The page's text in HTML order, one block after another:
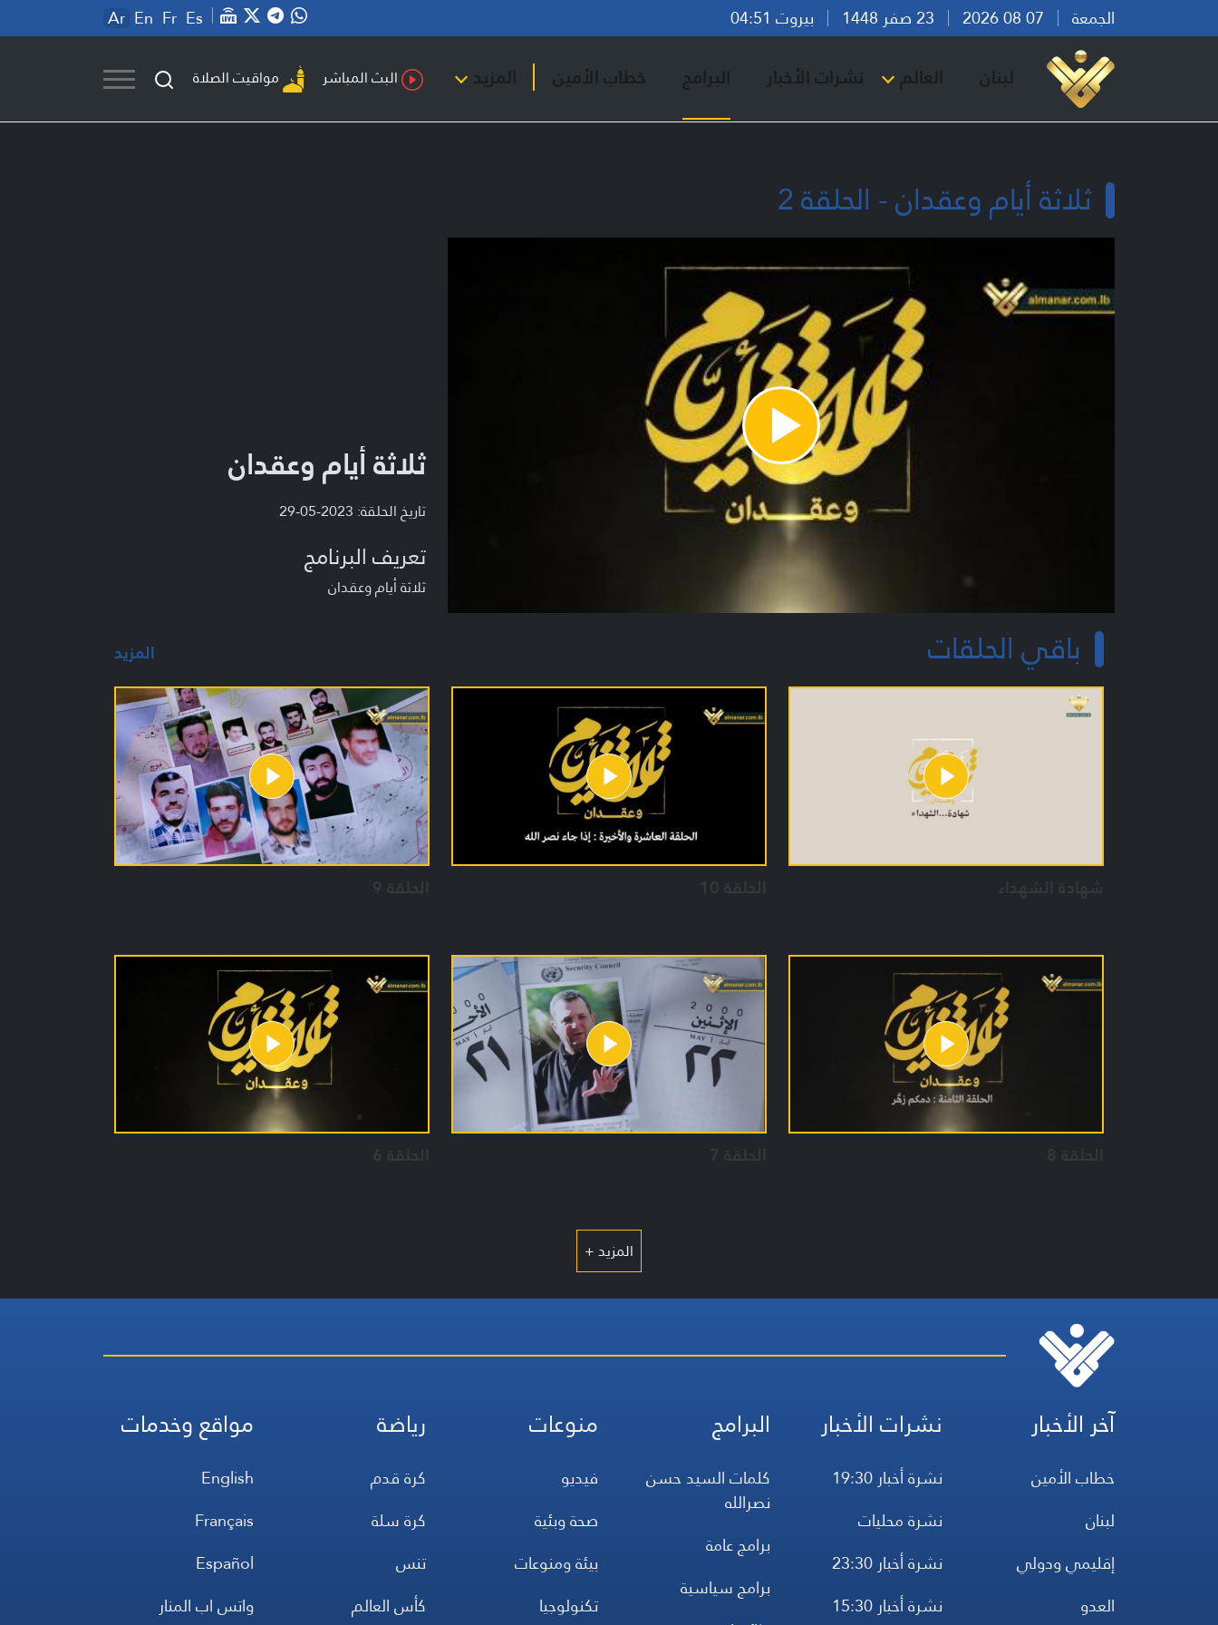
الجمعة بيروت 04:51 Ar En Fr Es
لبنان العالم نشرات الأخبار البرامج خطاب الأمين المزيد البث المباشر مواقيت الصلاة
ثلاثة أيام وعقدان - الحلقة 2
Play
Video
ثلاثة أيام وعقدان
تاريخ الحلقة: 2023-05-29
تعريف البرنامج
ثلاثة أيام وعقدان
باقي الحلقات المزيد
شهادة الشهداء الحلقة 10 الحلقة 9
الحلقة 8 الحلقة 7 الحلقة 6
المزيد +
آخر الأخبار
خطاب الأمين
لبنان
إقليمي ودولي
العدو
نشرات الأخبار
نشرة أخبار 19:30
نشرة محليات
نشرة أخبار 23:30
نشرة أخبار 15:30
البرامج
كلمات السيد حسن
نصرالله
برامج عامة
برامج سياسية
منوعات
فيديو
صحة وبئية
بيئة ومنوعات
تكنولوجيا
رياضة
كرة قدم
كرة سلة
تنس
كأس العالم
مواقع وخدمات
English
Français
Español
واتس اب المنار